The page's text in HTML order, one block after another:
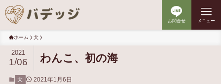
お問合せ メニュー
ホーム 犬
わんこ、初の海
2021
1/06
犬 2021年1月6日